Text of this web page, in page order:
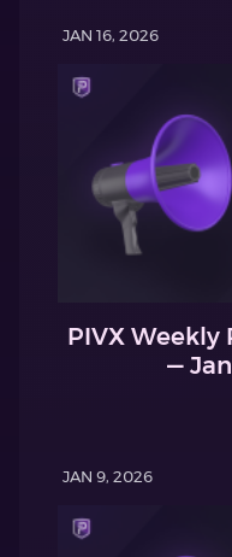
JAN 16, 2026
PIVX Weekly
—
JAN 9, 2026